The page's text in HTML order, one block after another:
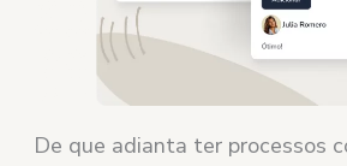
De que adianta ter processos